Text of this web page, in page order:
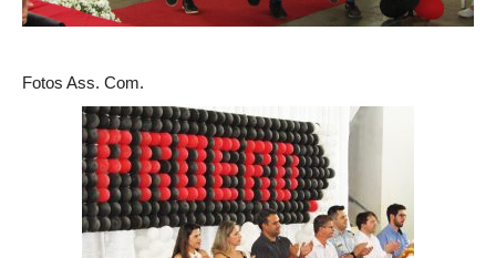
Fotos Ass. Com.